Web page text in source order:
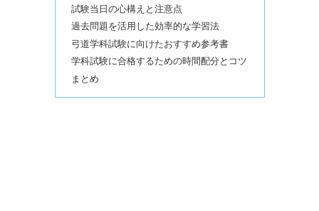
試験当日の心構えと注意点
過去問題を活用した効率的な学習法
弓道学科試験に向けたおすすめ参考書
学科試験に合格するための時間配分とコツ
まとめ